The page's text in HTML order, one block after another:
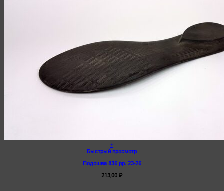
+
Быстрый просмотр
Подошва 836 рр. 23-26
213,00 ₽